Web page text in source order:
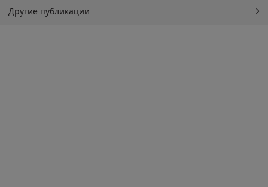
Другие публикации